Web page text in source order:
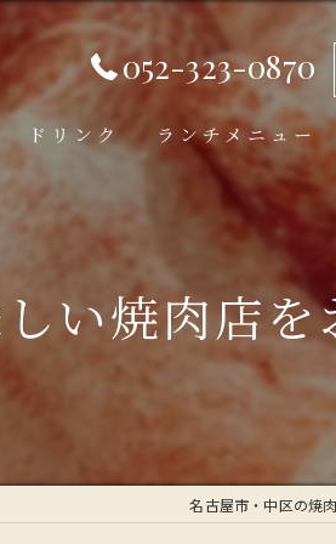
052-323-0870
ドリンク ランチメニュー
い焼肉店を
名古屋市・中区の焼